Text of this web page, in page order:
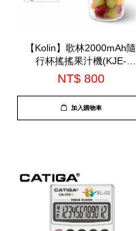
【Kolin】歌林2000mAh隨
行杯搖搖果汁機(KJE-
HC200U)
NT$ 800
加入購物車